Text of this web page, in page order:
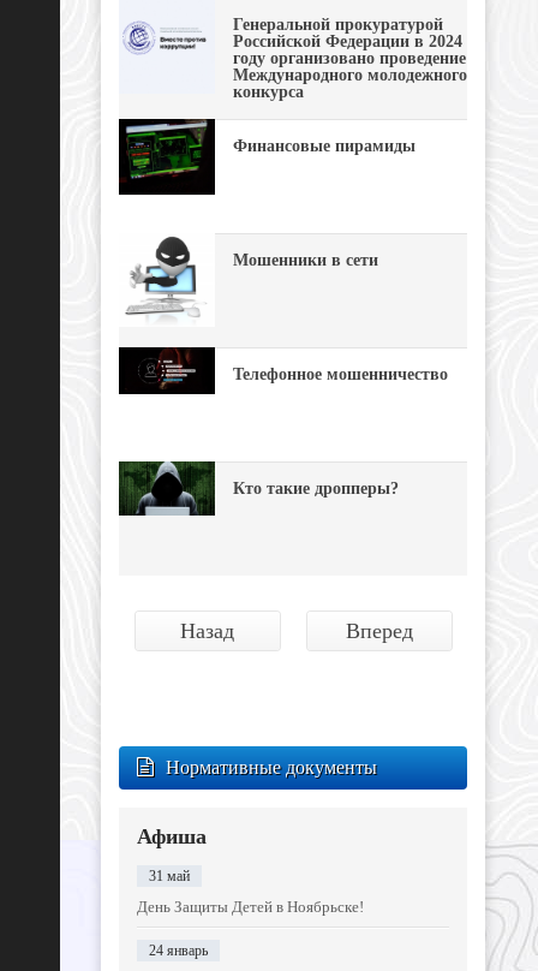
Генеральной прокуратурой
Российской Федерации в 2024
году организовано проведение
Международного молодежного
конкурса
Финансовые пирамиды
Мошенники в сети
Телефонное мошенничество
Кто такие дропперы?
Назад Вперед
Нормативные документы
Афиша
31 май
День Защиты Детей в Ноябрьске!
24 январь